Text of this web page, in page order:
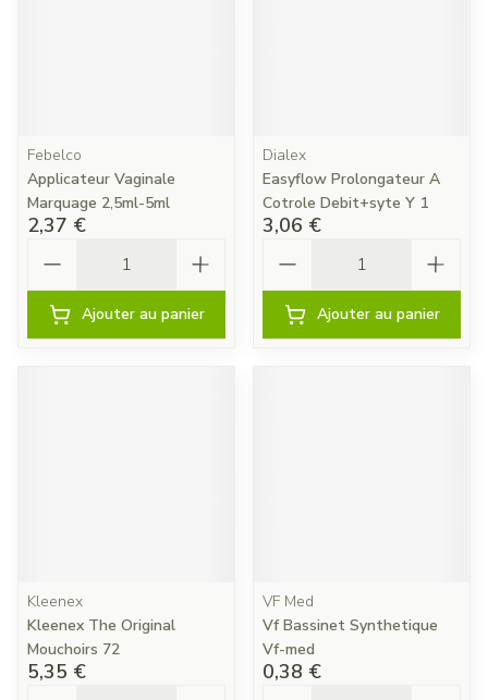
Febelco
Applicateur Vaginale
Marquage 2,5ml-5ml
2,37 €
Ajouter au panier
Dialex
Easyflow Prolongateur A
Cotrole Debit+syte Y 1
3,06 €
Ajouter au panier
Kleenex
Kleenex The Original
Mouchoirs 72
5,35 €
VF Med
Vf Bassinet Synthetique
Vf-med
0,38 €